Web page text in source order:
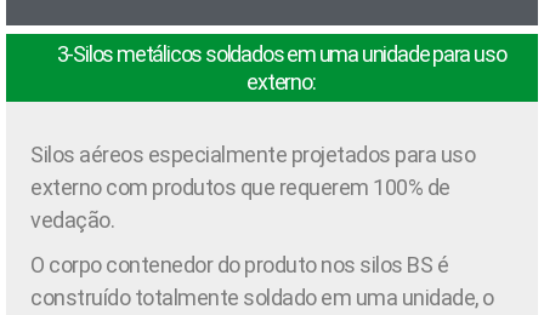
3-Silos metálicos soldados em uma unidade para uso
externo:
Silos aéreos especialmente projetados para uso
externo com produtos que requerem 100% de
vedação.
O corpo contenedor do produto nos silos BS é
construído totalmente soldado em uma unidade, o